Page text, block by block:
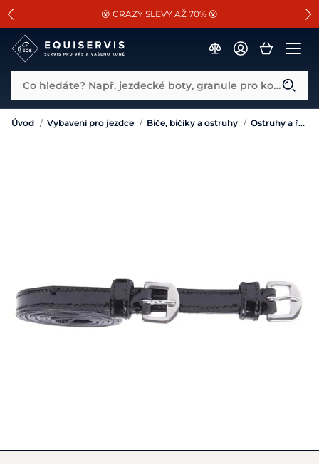
SLEVA 13% na vše od Cassini!
😮 CRAZY SLEVY AŽ 70% 😮
📐Pasování a doplňky k vybraným sedlům ZDARMA 🐴
Co hledáte? Např. jezdecké boty, granule pro koně...
Úvod / Vybavení pro jezdce / Biče, bičíky a ostruhy / Ostruhy a řemínky